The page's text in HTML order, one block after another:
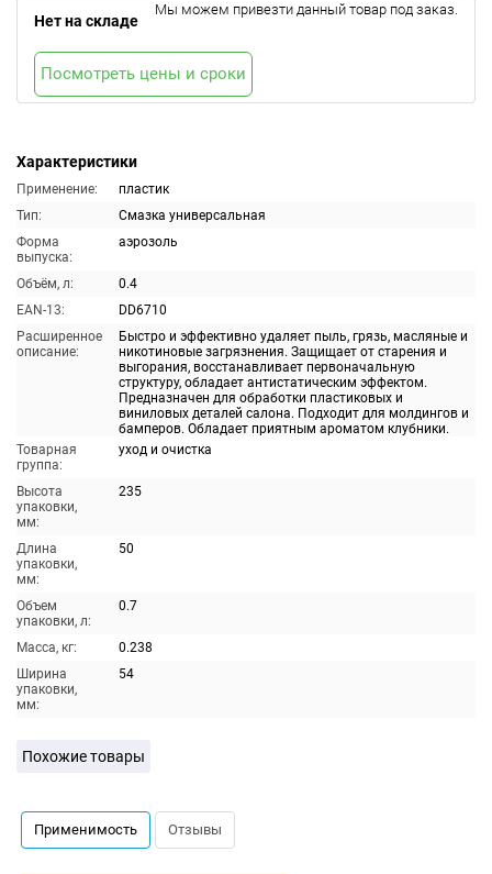
Характеристики
Применение:
пластик
Тип:
Смазка универсальная
Форма
выпуска:
аэрозоль
Объём, л:
0.4
EAN-13:
DD6710
Расширенное
описание:
Быстро и эффективно удаляет пыль, грязь, масляные и
никотиновые загрязнения. Защищает от старения и
выгорания, восстанавливает первоначальную
структуру, обладает антистатическим эффектом.
Предназначен для обработки пластиковых и
виниловых деталей салона. Подходит для молдингов и
бамперов. Обладает приятным ароматом клубники.
Товарная
группа:
уход и очистка
Высота
упаковки,
мм:
235
Длина
упаковки,
мм:
50
Объем
упаковки, л:
0.7
Масса, кг:
0.238
Ширина
упаковки,
мм:
54
Нет на складе
Мы можем привезти данный товар под заказ.
Посмотреть цены и сроки
Похожие товары
Применимость Отзывы